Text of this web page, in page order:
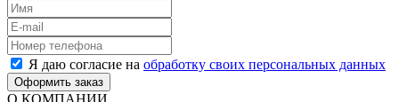
Я даю согласие на обработку своих персональных данных
Оформить заказ